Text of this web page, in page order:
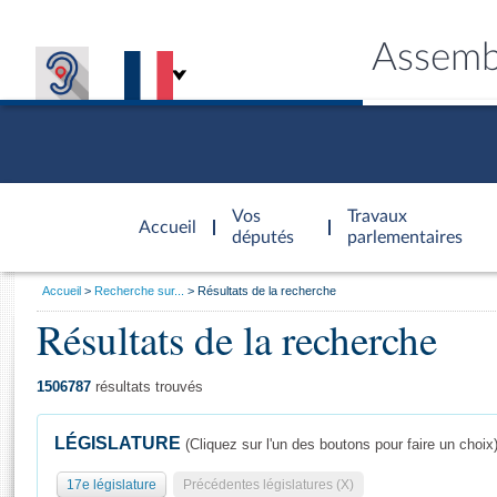
Accueil
d'accueil
Vos
députés
Travaux
parlementaires
Général
Vous
Accueil Recherche sur... Résultats de la recherche
Résultats de la recherche
1506787 résultats trouvés
LÉGISLATURE (Cliquez sur l'un des boutons pour faire un choix)
17e législature Précédentes législatures (X)